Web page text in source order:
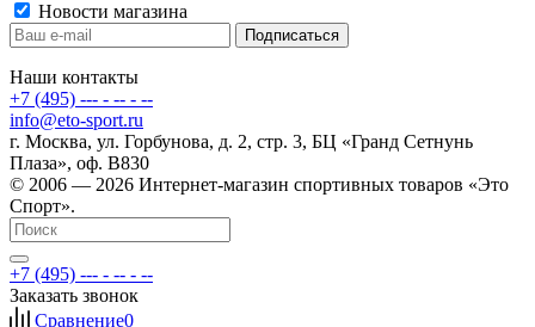
Новости магазина
Наши контакты
+7 (495) --- - -- - --
info@eto-sport.ru
г. Москва, ул. Горбунова, д. 2, стр. 3, БЦ «Гранд Сетнунь
Плаза», оф. В830
© 2006 — 2026 Интернет-магазин спортивных товаров «Это
Спорт».
+7 (495) --- - -- - --
Заказать звонок
Сравнение0